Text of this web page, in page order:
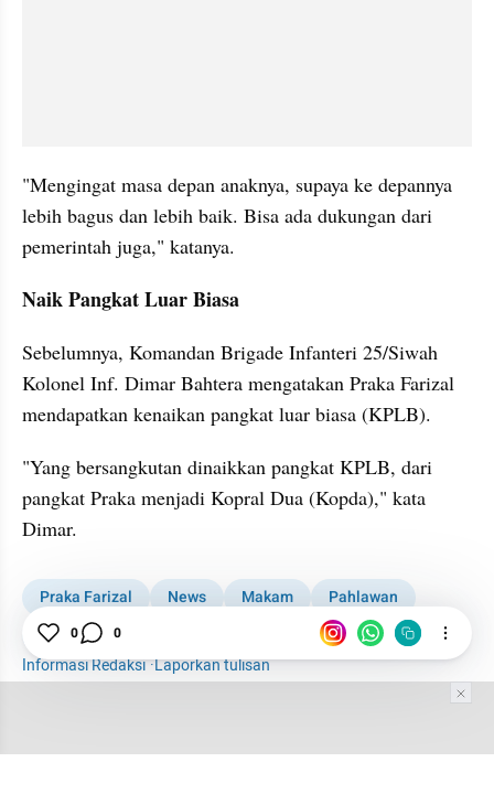
"Mengingat masa depan anaknya, supaya ke depannya
lebih bagus dan lebih baik. Bisa ada dukungan dari
pemerintah juga," katanya.
Naik Pangkat Luar Biasa
Sebelumnya, Komandan Brigade Infanteri 25/Siwah
Kolonel Inf. Dimar Bahtera mengatakan Praka Farizal
mendapatkan kenaikan pangkat luar biasa (KPLB).
"Yang bersangkutan dinaikkan pangkat KPLB, dari
pangkat Praka menjadi Kopral Dua (Kopda)," kata
Dimar.
Praka Farizal News Makam
Pahlawan
Pasukan Perdamaian RI Gugur di Lebanon
Informasi Redaksi·Laporkan tulisan
0 0